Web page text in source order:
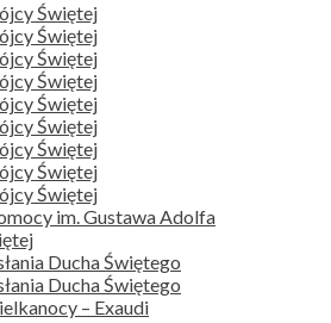
Świętej
Świętej
Świętej
Świętej
Świętej
Świętej
Świętej
Świętej
Świętej
im. Gustawa Adolfa
Ducha Świętego
Ducha Świętego
– Exaudi